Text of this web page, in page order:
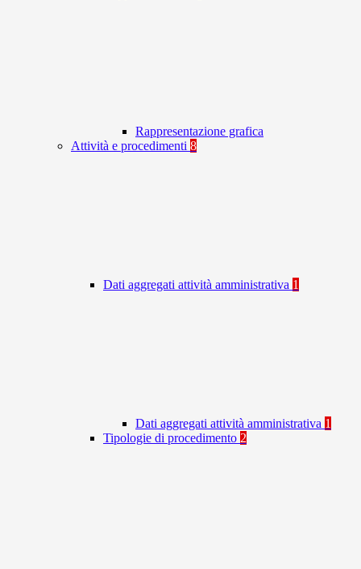
Rappresentazione grafica
Attività e procedimenti 8
Dati aggregati attività amministrativa 1
Dati aggregati attività amministrativa 1
Tipologie di procedimento 2